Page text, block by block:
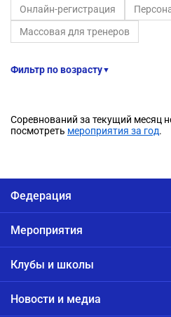
Онлайн-регистрация
Массовая для тренеров
Фильтр по возрасту▼
Соревнований за текущий месяц
посмотреть мероприятия за год.
Федерация
Мероприятия
Клубы и школы
Новости и медиа